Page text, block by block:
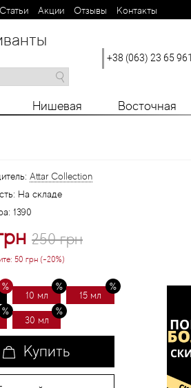
Статьи Aкции Отзывы Контакты
+38 (063) 23 65 961
Нишевая Восточная
Attar Collection
На складе
1390
250 грн
50 грн (-20%)
10 мл 15 мл
30 мл
Купить